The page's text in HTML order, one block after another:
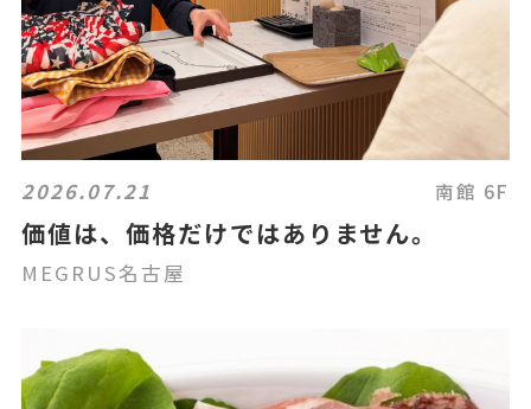
2026.07.21 南館 6F
価値は、価格だけではありません。
MEGRUS名古屋